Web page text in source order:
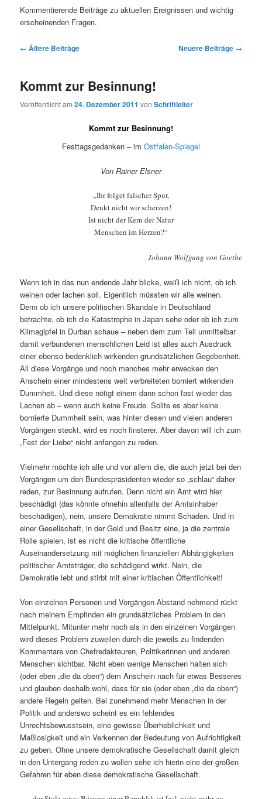
Kommentierende Beiträge zu aktuellen Ereignissen und wichtig
erscheinenden Fragen.
Beitragsnavigation
← Ältere Beiträge Neuere Beiträge →
Kommt zur Besinnung!
Veröffentlicht am24. Dezember 2011 vonSchriftleiter
Kommt zur Besinnung!
Festtagsgedanken – im Ostfalen-Spiegel
Von Rainer Elsner
„Ihr folget falscher Spur,
Denkt nicht wir scherzen!
Ist nicht der Kern der Natur
Menschen im Herzen?“
Johann Wolfgang von Goethe
Wenn ich in das nun endende Jahr blicke, weiß ich nicht, ob ich
weinen oder lachen soll. Eigentlich müssten wir alle weinen.
Denn ob ich unsere politischen Skandale in Deutschland
betrachte, ob ich die Katastrophe in Japan sehe oder ob ich zum
Klimagipfel in Durban schaue – neben dem zum Teil unmittelbar
damit verbundenen menschlichen Leid ist alles auch Ausdruck
einer ebenso bedenklich wirkenden grundsätzlichen Gegebenheit.
All diese Vorgänge und noch manches mehr erwecken den
Anschein einer mindestens weit verbreiteten borniert wirkenden
Dummheit. Und diese nötigt einem dann schon fast wieder das
Lachen ab – wenn auch keine Freude. Sollte es aber keine
bornierte Dummheit sein, was hinter diesen und vielen anderen
Vorgängen steckt, wird es noch finsterer. Aber davon will ich zum
„Fest der Liebe“ nicht anfangen zu reden.
Vielmehr möchte ich alle und vor allem die, die auch jetzt bei den
Vorgängen um den Bundespräsidenten wieder so „schlau“ daher
reden, zur Besinnung aufrufen. Denn nicht ein Amt wird hier
beschädigt (das könnte ohnehin allenfalls der Amtsinhaber
beschädigen), nein, unsere Demokratie nimmt Schaden. Und in
einer Gesellschaft, in der Geld und Besitz eine, ja die zentrale
Rolle spielen, ist es nicht die kritische öffentliche
Auseinandersetzung mit möglichen finanziellen Abhängigkeiten
politischer Amtsträger, die schädigend wirkt. Nein, die
Demokratie lebt und stirbt mit einer kritischen Öffentlichkeit!
Von einzelnen Personen und Vorgängen Abstand nehmend rückt
nach meinem Empfinden ein grundsätzliches Problem in den
Mittelpunkt. Mitunter mehr noch als in den einzelnen Vorgängen
wird dieses Problem zuweilen durch die jeweils zu findenden
Kommentare von Chefredakteuren, Politikerinnen und anderen
Menschen sichtbar. Nicht eben wenige Menschen halten sich
(oder eben „die da oben“) dem Anschein nach für etwas Besseres
und glauben deshalb wohl, dass für sie (oder eben „die da oben“)
andere Regeln gelten. Bei zunehmend mehr Menschen in der
Politik und anderswo scheint es ein fehlendes
Unrechtsbewusstsein, eine gewisse Überheblichkeit und
Maßlosigkeit und ein Verkennen der Bedeutung von Aufrichtigkeit
zu geben. Ohne unsere demokratische Gesellschaft damit gleich
in den Untergang reden zu wollen sehe ich hierin eine der großen
Gefahren für eben diese demokratische Gesellschaft.